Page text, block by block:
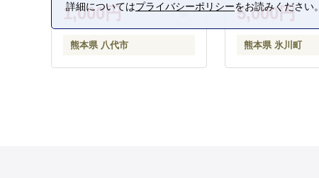
1,000円
熊本県 八代市
5,000円
熊本県 氷川町
詳細についてはプライバシーポリシーをお読みください。